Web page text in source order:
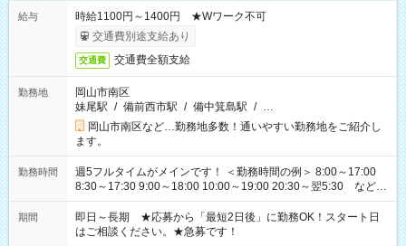
給与
時給1100円～1400円 ★Wワーク不可
交通費別途支給あり
交通費 交通費全額支給
勤務地
岡山市南区
妹尾駅 / 備前西市駅 / 備中箕島駅 / …
岡山市南区など…勤務地多数！通いやすい勤務地をご紹介し
ます。
勤務時間
週5フルタイムがメインです！ ＜勤務時間の例＞ 8:00～17:00
8:30～17:30 9:00～18:00 10:00～19:00 20:30～翌5:30 など ★
その他にも勤務時間多数！ 日勤のみ、残業なし、交替制など
ご希望を教えてください！
期間
即日～長期 ★応募から「最短2日後」に勤務OK！スタート日
はご相談ください。★急募です！